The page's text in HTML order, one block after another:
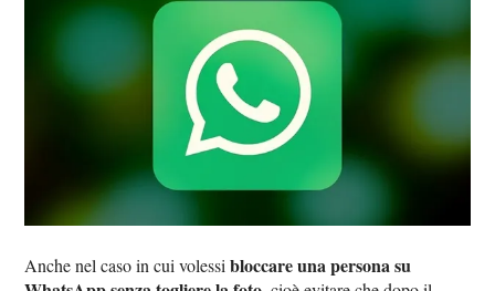
Anche nel caso in cui volessibloccare una persona su